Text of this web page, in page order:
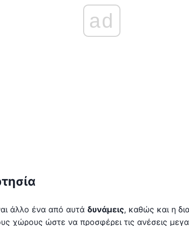
ad
άλλο ένα από αυτά δυνάμεις, καθώς και η
χώρους ώστε να προσφέρει τις ανέσεις